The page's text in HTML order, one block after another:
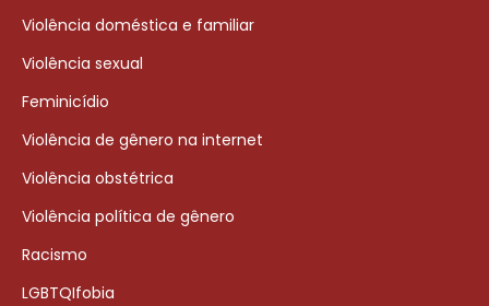
Violência doméstica e familiar
Violência sexual
Feminicídio
Violência de gênero na internet
Violência obstétrica
Violência política de gênero
Racismo
LGBTQIfobia